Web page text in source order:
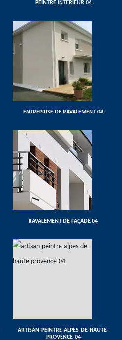
PEINTRE INTÉRIEUR 04
ENTREPRISE DE RAVALEMENT 04
RAVALEMENT DE FAÇADE 04
ARTISAN-PEINTRE-ALPES-DE-HAUTE-
PROVENCE-04